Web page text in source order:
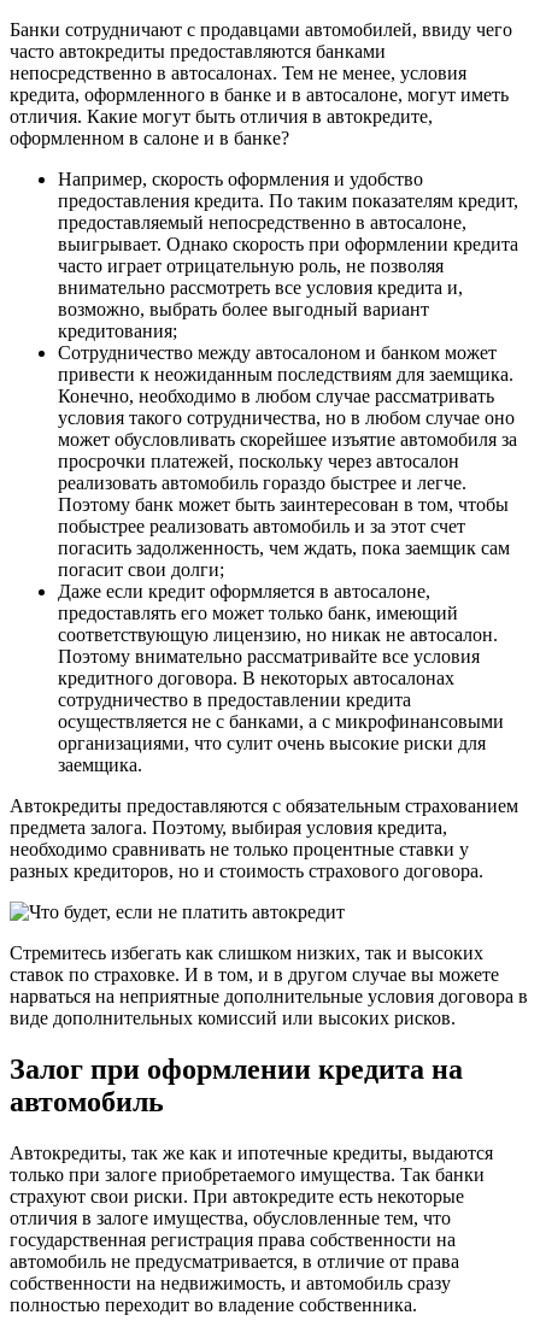
Банки сотрудничают с продавцами автомобилей, ввиду чего
часто автокредиты предоставляются банками
непосредственно в автосалонах. Тем не менее, условия
кредита, оформленного в банке и в автосалоне, могут иметь
отличия. Какие могут быть отличия в автокредите,
оформленном в салоне и в банке?
Например, скорость оформления и удобство
предоставления кредита. По таким показателям кредит,
предоставляемый непосредственно в автосалоне,
выигрывает. Однако скорость при оформлении кредита
часто играет отрицательную роль, не позволяя
внимательно рассмотреть все условия кредита и,
возможно, выбрать более выгодный вариант
кредитования;
Сотрудничество между автосалоном и банком может
привести к неожиданным последствиям для заемщика.
Конечно, необходимо в любом случае рассматривать
условия такого сотрудничества, но в любом случае оно
может обусловливать скорейшее изъятие автомобиля за
просрочки платежей, поскольку через автосалон
реализовать автомобиль гораздо быстрее и легче.
Поэтому банк может быть заинтересован в том, чтобы
побыстрее реализовать автомобиль и за этот счет
погасить задолженность, чем ждать, пока заемщик сам
погасит свои долги;
Даже если кредит оформляется в автосалоне,
предоставлять его может только банк, имеющий
соответствующую лицензию, но никак не автосалон.
Поэтому внимательно рассматривайте все условия
кредитного договора. В некоторых автосалонах
сотрудничество в предоставлении кредита
осуществляется не с банками, а с микрофинансовыми
организациями, что сулит очень высокие риски для
заемщика.
Автокредиты предоставляются с обязательным страхованием
предмета залога. Поэтому, выбирая условия кредита,
необходимо сравнивать не только процентные ставки у
разных кредиторов, но и стоимость страхового договора.
Стремитесь избегать как слишком низких, так и высоких
ставок по страховке. И в том, и в другом случае вы можете
нарваться на неприятные дополнительные условия договора в
виде дополнительных комиссий или высоких рисков.
Залог при оформлении кредита на
автомобиль
Автокредиты, так же как и ипотечные кредиты, выдаются
только при залоге приобретаемого имущества. Так банки
страхуют свои риски. При автокредите есть некоторые
отличия в залоге имущества, обусловленные тем, что
государственная регистрация права собственности на
автомобиль не предусматривается, в отличие от права
собственности на недвижимость, и автомобиль сразу
полностью переходит во владение собственника.